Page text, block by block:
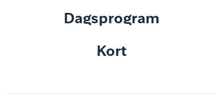
Dagsprogram
Kort